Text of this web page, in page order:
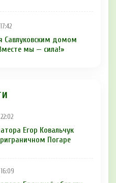
Савлуковским домом
мы — сила!»
Егор Ковальчук
Погаре